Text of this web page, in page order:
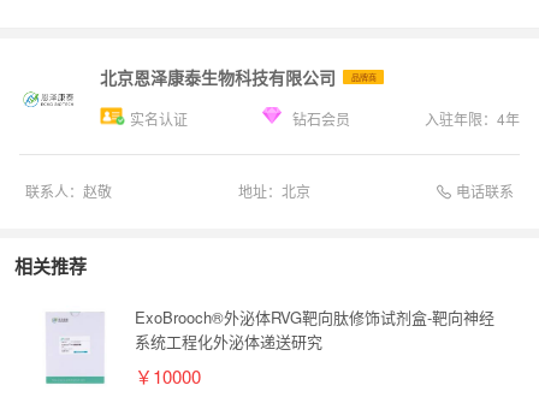
北京恩泽康泰生物科技有限公司 品牌商
实名认证 钻石会员 入驻年限： 4年
联系人： 赵敬 地址： 北京 电话联系
相关推荐
ExoBrooch®外泌体RVG靶向肽修饰试剂盒-靶向神经
系统工程化外泌体递送研究
￥10000